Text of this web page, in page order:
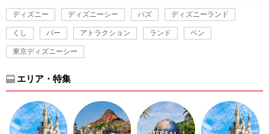
ディズニー ディズニーシー バズ ディズニーランド
くし バー アトラクション ランド ペン
東京ディズニーシー
エリア・特集